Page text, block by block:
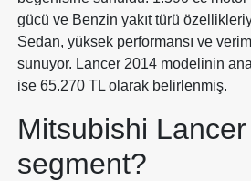
gücü ve Benzin yakıt türü
Sedan, yüksek performansı ve
sunuyor. Lancer 2014 modelinin
ise 65.270 TL olarak belirlenmiş.
Mitsubishi
segment?